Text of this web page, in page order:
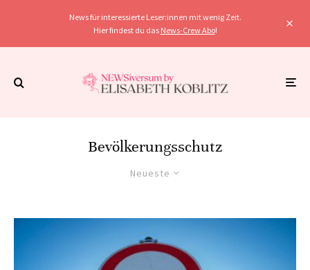
News für interessierte Leser:innen mit wenig Zeit.
Hier findest du das News-Crew Abo!
Bevölkerungsschutz
Neueste